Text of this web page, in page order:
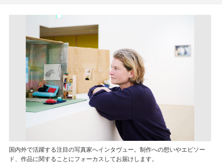
国内外で活躍する注目の写真家へインタヴュー。制作への想いやエピソー
ド、作品に関することにフォーカスしてお届けします。